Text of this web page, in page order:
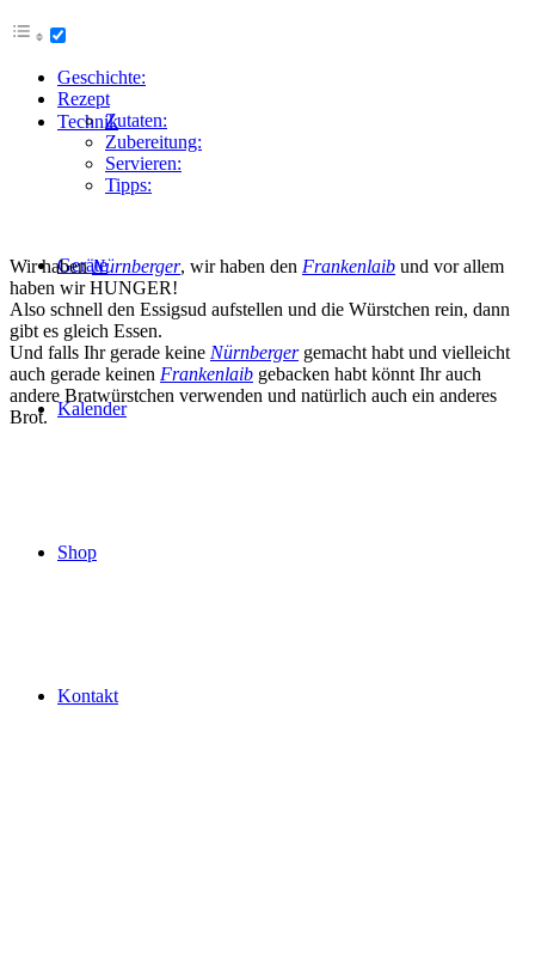
Technik
Geräte
Kalender
Shop
Kontakt
Geschichte:
Rezept
Zutaten:
Zubereitung:
Servieren:
Tipps:
Wir habenNürnberger, wir haben den Frankenlaib und vor allem
haben wir HUNGER!
Also schnell den Essigsud aufstellen und die Würstchen rein, dann
gibt es gleich Essen.
Und falls Ihr gerade keine Nürnbergergemacht habt und vielleicht
auch gerade keinen Frankenlaib gebacken habt könnt Ihr auch
andere Bratwürstchen verwenden und natürlich auch ein anderes
Brot.